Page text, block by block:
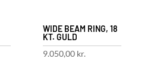
WIDE BEAM RING, 18
KT. GULD
9.050,00 kr.